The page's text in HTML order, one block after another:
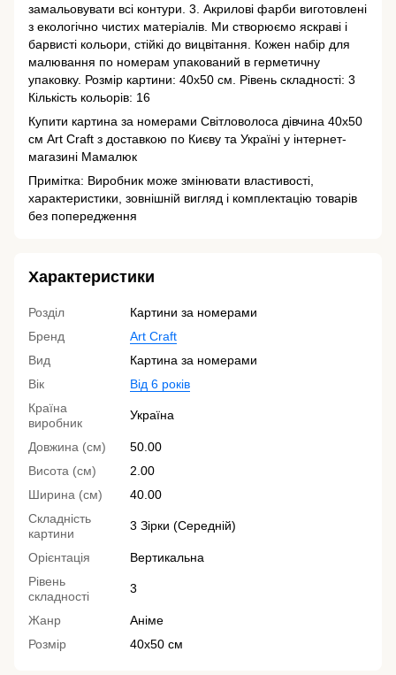
замальовувати всі контури. 3. Акрилові фарби виготовлені
з екологічно чистих матеріалів. Ми створюємо яскраві і
барвисті кольори, стійкі до вицвітання. Кожен набір для
малювання по номерам упакований в герметичну
упаковку. Розмір картини: 40х50 см. Рівень складності: 3
Кількість кольорів: 16
Купити картина за номерами Світловолоса дівчина 40х50
см Art Craft з доставкою по Києву та Україні у інтернет-
магазині Мамалюк
Примітка: Виробник може змінювати властивості,
характеристики, зовнішній вигляд і комплектацію товарів
без попередження
Характеристики
Розділ
Картини за номерами
Бренд
Art Craft
Вид
Картина за номерами
Вік
Від 6 років
Країна
виробник
Україна
Довжина (см)
50.00
Висота (см)
2.00
Ширина (см)
40.00
Складність
картини
3 Зірки (Середній)
Орієнтація
Вертикальна
Рівень
складності
3
Жанр
Аніме
Розмір
40х50 см